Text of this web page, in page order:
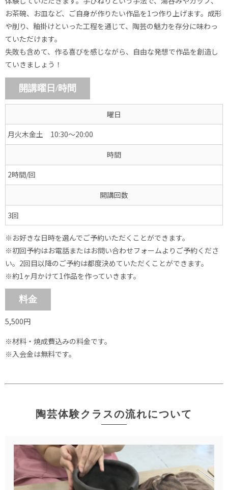
お茶碗、お皿など、ご自身が作りたい作品を1つ作り上げます。成形
や削り、釉掛けといった工程を通じて、陶芸の魅力を存分に味わっ
ていただけます。
失敗も含めて、作る喜びを感じながら、自由な発想で作品を創造し
ていきましょう！
開講曜日/時間
曜日
月火木金土 10:30～20:00
時間
2時間/回
開講回数
3回
※お好きな日時を選んでご予約いただくことができます。
※初回予約はお電話またはお問い合わせフォームよりご予約くださ
い。2回目以降のご予約は都度決めていただくことができます。
※約1ヶ月かけて1作品を作っていきます。
料金
5,500円
※材料・焼成費込みの料金です。
※入会金は無料です。
陶芸体験クラスの流れについて